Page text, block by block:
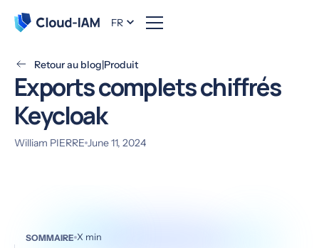
FR
Retour au blog|Produit
Exports complets chiffrés
Keycloak
William PIERRE June 11, 2024
SOMMAIRE X min